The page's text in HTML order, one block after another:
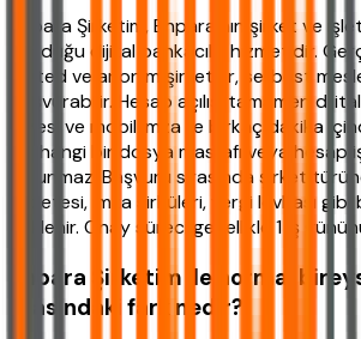
Enpara Şirketim, Enpara'nın şirket ve
sunduğu dijital bankacılık hizmetidir.
limited ve anonim şirketler, serbest
başvurabilir. Hesap açılışı tamamen
şifresi ve mobil imza ile birkaç dakika
Herhangi bir dosya masrafı veya hesap
bulunmaz. Başvuru sırasında şirket
gazetesi, imza sirküleri, vergi levhası
yüklenir. Onay süreci genellikle 1 iş
Enpara Şirketim ile normal
arasındaki fark nedir?